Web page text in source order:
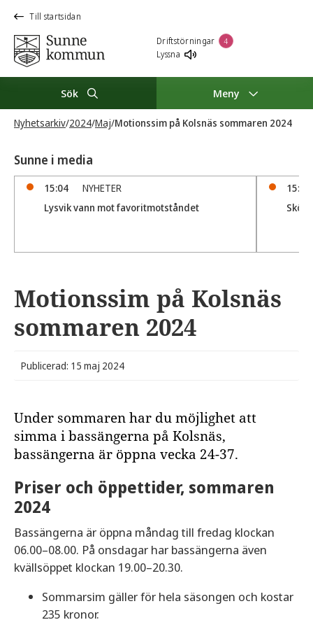
Till startsidan
Driftstörningar 4
Lyssna
Sök Meny
Nyhetsarkiv/2024/Maj/Motionssim på Kolsnäs sommaren 2024
Sunne i media
15:04
NYHETER
Lysvik vann mot favoritmotståndet
15:00
Motionssim på Kolsnäs
sommaren 2024
Publicerad: 15 maj 2024
Under sommaren har du möjlighet att
simma i bassängerna på Kolsnäs,
bassängerna är öppna vecka 24-37.
Priser och öppettider, sommaren
2024
Bassängerna är öppna måndag till fredag klockan
06.00–08.00. På onsdagar har bassängerna även
kvällsöppet klockan 19.00–20.30.
Sommarsim gäller för hela säsongen och kostar
235 kronor.